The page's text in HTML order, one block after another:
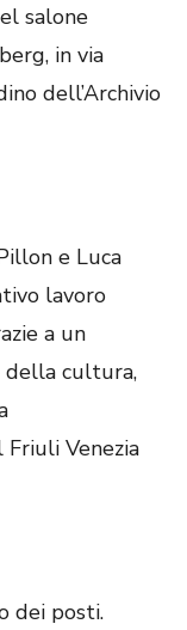
salone
in via
dell’Archivio
e Luca
lavoro
a un
della cultura,
Venezia
dei posti.